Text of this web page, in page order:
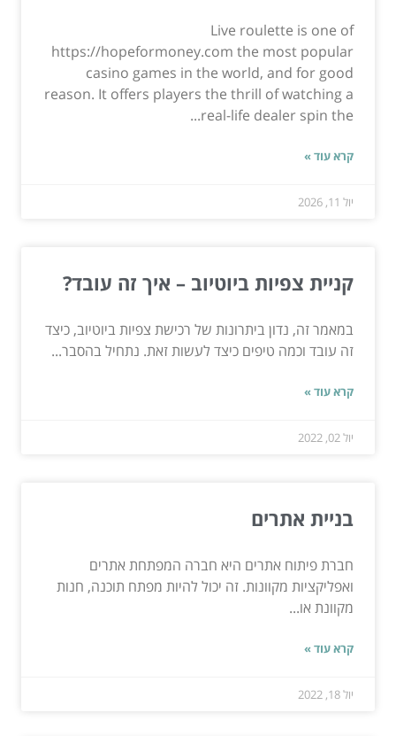
Live roulette is one of
https://hopeformoney.com the most popular
casino games in the world, and for good
reason. It offers players the thrill of watching a
real-life dealer spin the...
קרא עוד »
יול 11, 2026
קניית צפיות ביוטיוב – איך זה עובד?
במאמר זה, נדון ביתרונות של רכישת צפיות ביוטיוב, כיצד
זה עובד וכמה טיפים כיצד לעשות זאת. נתחיל בהסבר...
קרא עוד »
יול 02, 2022
בניית אתרים
חברת פיתוח אתרים היא חברה המפתחת אתרים
ואפליקציות מקוונות. זה יכול להיות מפתח תוכנה, חנות
מקוונת או...
קרא עוד »
יול 18, 2022